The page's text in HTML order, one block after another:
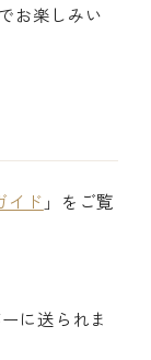
お楽しみい
イド 」をご覧
に送られま